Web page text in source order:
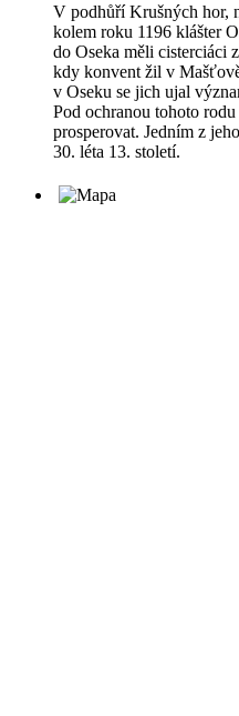
V podhůří Krušných hor,
kolem roku 1196 klášter
do Oseka měli cisterciáci
kdy konvent žil v
v Oseku se jich ujal
Pod ochranou tohoto
prosperovat. Jedním z
30. léta 13. století.